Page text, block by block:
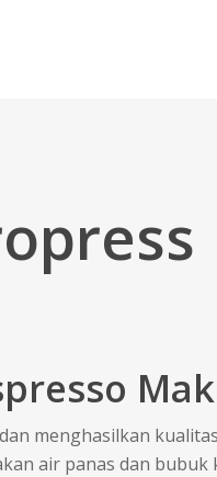
menghasilkan
air panas dan bubuk